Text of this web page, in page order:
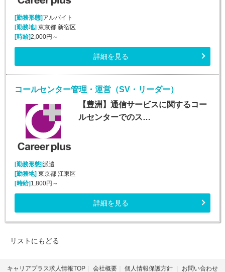
[勤務形態]アルバイト
[勤務地]東京都 新宿区
[時給]2,000円～
詳細を見る
コールセンター管理・運営（SV・リーダー）
【豊洲】通信サービスに関するコー
ルセンターでのス…
[勤務形態]派遣
[勤務地] 東京都 江東区
[時給] 1,800円～
詳細を見る
リストにもどる
キャリアプラス求人情報TOP 会社概要 個人情報保護方針 お問い合わせ